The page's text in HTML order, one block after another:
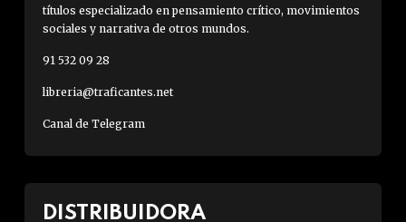
títulos especializado en pensamiento crítico, movimientos
sociales y narrativa de otros mundos.
91 532 09 28
libreria@traficantes.net
Canal de Telegram
DISTRIBUIDORA